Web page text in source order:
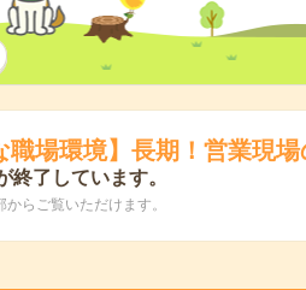
場環境】長期！営業現場
終了しています。
らご覧いただけます。